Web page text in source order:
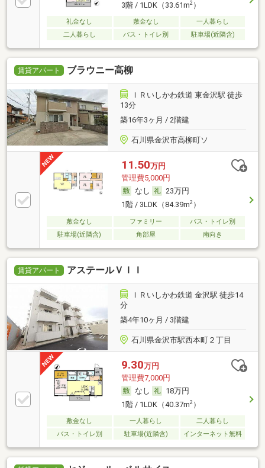
3階 / 1LDK（33.61m2）
礼金なし 敷金なし
一人暮らし
二人暮らし
バス・トイレ別 駐車場(近隣含)
賃貸アパート ブラウニー高柳
ＩＲいしかわ鉄道 東金沢駅 徒歩
13分
築16年3ヶ月 / 2階建
石川県金沢市高柳町ソ
11.50万円
管理費5,000円
なし
23万円
1階 / 3LDK（84.39m2）
敷金なし ファミリー
バス・トイレ別
駐車場(近隣含)
角部屋 南向き
賃貸アパート アステールＶＩＩ
ＩＲいしかわ鉄道 金沢駅 徒歩14
分
築4年10ヶ月 / 3階建
石川県金沢市駅西本町２丁目
9.30万円
管理費7,000円
なし
18万円
1階 / 1LDK（40.37m2）
敷金なし 一人暮らし
二人暮らし
バス・トイレ別
駐車場(近隣含) インターネット無料